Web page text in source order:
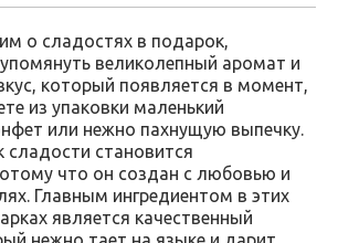
о сладостях в подарок,
великолепный аромат и
который появляется в момент,
из упаковки маленький
или нежно пахнущую выпечку.
сладости становится
что он создан с любовью и
Главным ингредиентом в этих
является качественный